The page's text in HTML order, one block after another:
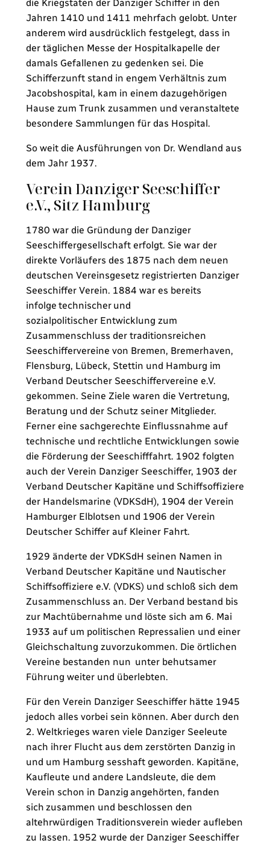
die Kriegstaten der Danziger Schiffer in den
Jahren 1410 und 1411 mehrfach gelobt. Unter
anderem wird ausdrücklich festgelegt, dass in
der täglichen Messe der Hospitalkapelle der
damals Gefallenen zu gedenken sei. Die
Schifferzunft stand in engem Verhältnis zum
Jacobshospital, kam in einem dazugehörigen
Hause zum Trunk zusammen und veranstaltete
besondere Sammlungen für das Hospital.
So weit die Ausführungen von Dr. Wendland aus
dem Jahr 1937.
Verein Danziger Seeschiffer
e.V., Sitz Hamburg
1780 war die Gründung der Danziger
Seeschiffergesellschaft erfolgt. Sie war der
direkte Vorläufers des 1875 nach dem neuen
deutschen Vereinsgesetz registrierten Danziger
Seeschiffer Verein. 1884 war es bereits
infolge technischer und
sozialpolitischer Entwicklung zum
Zusammenschluss der traditionsreichen
Seeschiffervereine von Bremen, Bremerhaven,
Flensburg, Lübeck, Stettin und Hamburg im
Verband Deutscher Seeschiffervereine e.V.
gekommen. Seine Ziele waren die Vertretung,
Beratung und der Schutz seiner Mitglieder.
Ferner eine sachgerechte Einflussnahme auf
technische und rechtliche Entwicklungen sowie
die Förderung der Seeschifffahrt. 1902 folgten
auch der Verein Danziger Seeschiffer, 1903 der
Verband Deutscher Kapitäne und Schiffsoffiziere
der Handelsmarine (VDKSdH), 1904 der Verein
Hamburger Elblotsen und 1906 der Verein
Deutscher Schiffer auf Kleiner Fahrt.
1929 änderte der VDKSdH seinen Namen in
Verband Deutscher Kapitäne und Nautischer
Schiffsoffiziere e.V. (VDKS) und schloß sich dem
Zusammenschluss an. Der Verband bestand bis
zur Machtübernahme und löste sich am 6. Mai
1933 auf um politischen Repressalien und einer
Gleichschaltung zuvorzukommen. Die örtlichen
Vereine bestanden nun unter behutsamer
Führung weiter und überlebten.
Für den Verein Danziger Seeschiffer hätte 1945
jedoch alles vorbei sein können. Aber durch den
2. Weltkrieges waren viele Danziger Seeleute
nach ihrer Flucht aus dem zerstörten Danzig in
und um Hamburg sesshaft geworden. Kapitäne,
Kaufleute und andere Landsleute, die dem
Verein schon in Danzig angehörten, fanden
sich zusammen und beschlossen den
altehrwürdigen Traditionsverein wieder aufleben
zu lassen. 1952 wurde der Danziger Seeschiffer